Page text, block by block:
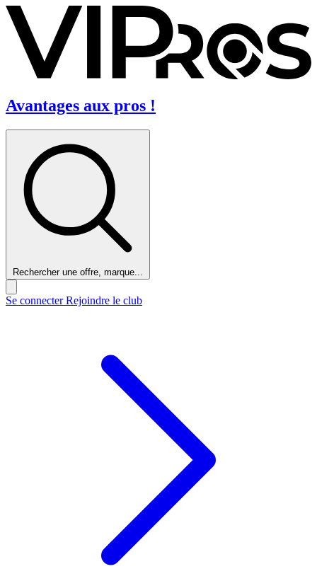
Avantages aux pros !
Rechercher une offre, marque...
Se connecterRejoindre le club